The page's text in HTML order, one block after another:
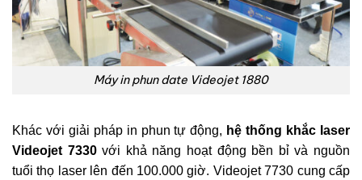
Máy in phun date Videojet 1880
Khác với giải pháp in phun tự động, hệ thống khắc laser
Videojet 7330với khả năng hoạt động bền bỉ và nguồn
tuổi thọ laser lên đến 100.000 giờ. Videojet 7730 cung cấp